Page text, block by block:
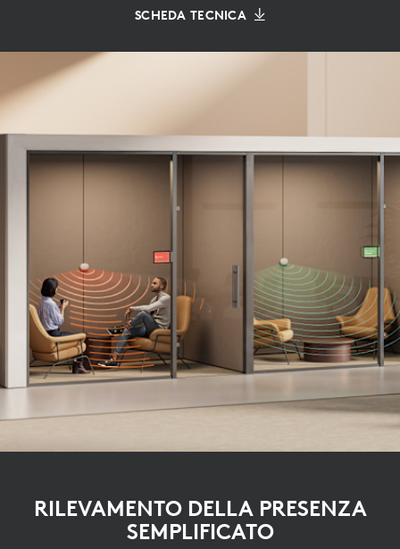
SCHEDA TECNICA
RILEVAMENTO DELLA PRESENZA
SEMPLIFICATO